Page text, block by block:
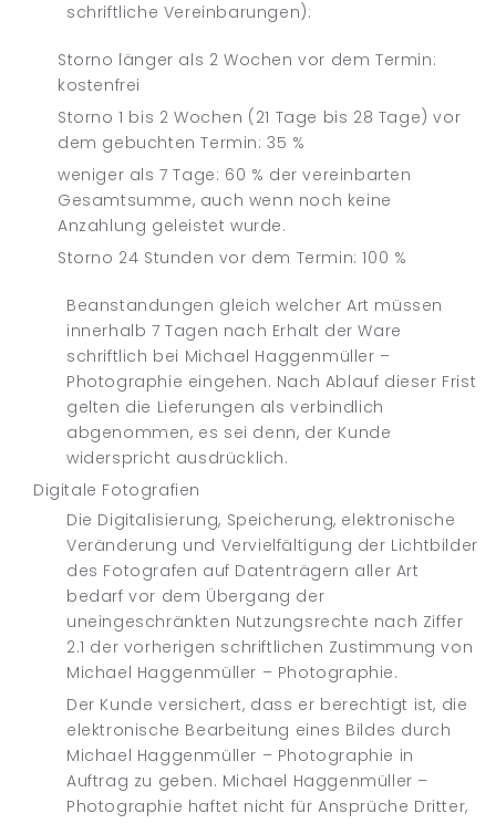
schriftliche Vereinbarungen):
Storno länger als 2 Wochen vor dem Termin:
kostenfrei
Storno 1 bis 2 Wochen (21 Tage bis 28 Tage) vor
dem gebuchten Termin: 35 %
weniger als 7 Tage: 60 % der vereinbarten
Gesamtsumme, auch wenn noch keine
Anzahlung geleistet wurde.
Storno 24 Stunden vor dem Termin: 100 %
Beanstandungen gleich welcher Art müssen
innerhalb 7 Tagen nach Erhalt der Ware
schriftlich bei Michael Haggenmüller –
Photographie eingehen. Nach Ablauf dieser Frist
gelten die Lieferungen als verbindlich
abgenommen, es sei denn, der Kunde
widerspricht ausdrücklich.
Digitale Fotografien
Die Digitalisierung, Speicherung, elektronische
Veränderung und Vervielfältigung der Lichtbilder
des Fotografen auf Datenträgern aller Art
bedarf vor dem Übergang der
uneingeschränkten Nutzungsrechte nach Ziffer
2.1 der vorherigen schriftlichen Zustimmung von
Michael Haggenmüller – Photographie.
Der Kunde versichert, dass er berechtigt ist, die
elektronische Bearbeitung eines Bildes durch
Michael Haggenmüller – Photographie in
Auftrag zu geben. Michael Haggenmüller –
Photographie haftet nicht für Ansprüche Dritter,